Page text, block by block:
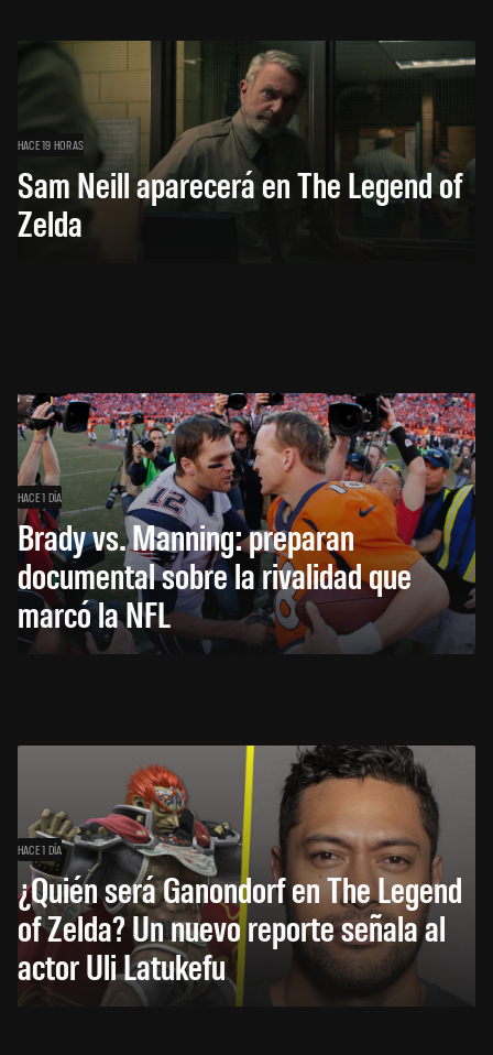
HACE 19 HORAS
Sam Neill aparecerá en The Legend of
Zelda
HACE 1 DÍA
Brady vs. Manning: preparan
documental sobre la rivalidad que
marcó la NFL
HACE 1 DÍA
¿Quién será Ganondorf en The Legend
of Zelda? Un nuevo reporte señala al
actor Uli Latukefu